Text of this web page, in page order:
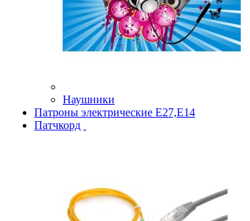
Наушники
Патроны электрические Е27,Е14
Патчкорд